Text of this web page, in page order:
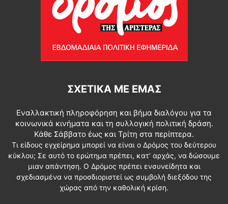
ΣΧΕΤΙΚΆ ΜΕ ΕΜΆΣ
Εναλλακτική πληροφόρηση και βήμα διαλόγου για τα
κοινωνικά κινήματα και τη συλλογική πολιτική δράση.
Κάθε Σάββατο έως και Τρίτη στα περίπτερα.
Τι είδους εγχείρημα μπορεί να είναι ο Δρόμος του δεύτερου
κύκλου; Σε αυτό το ερώτημα πρέπει, κατ’ αρχάς, να δώσουμε
μιαν απάντηση. Ο Δρόμος πρέπει ενσυνείδητα και
σχεδιασμένα να προσδιοριστεί ως συμβολή διεξόδου της
χώρας από την καθολική κρίση.